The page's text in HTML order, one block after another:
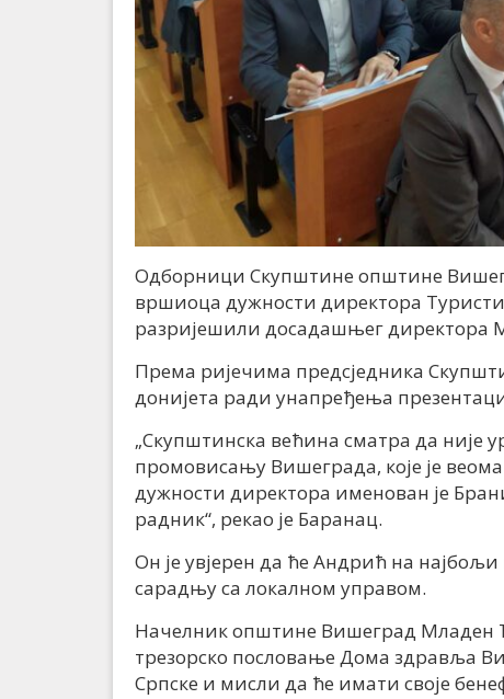
Одборници Скупштине општине
вршиоца дужности директора
разријешили досадашњег директора
Према ријечима предсједника
донијета ради унапређења
„Скупштинска већина сматра да није
промовисању Вишеграда, које је
дужности директора именован је
радник“, рекао је Баранац.
Он је увјерен да ће Андрић на
сарадњу са локалном управом.
Начелник општине Вишеград Младен
трезорско пословање Дома здравља
Српске и мисли да ће имати своје